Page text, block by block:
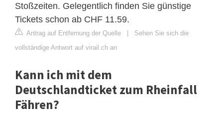
Stoßzeiten. Gelegentlich finden Sie günstige
Tickets schon ab CHF 11.59.
Antrag auf Entfernung der Quelle | Sehen Sie sich die
vollständige Antwort auf virail.ch an
Kann ich mit dem
Deutschlandticket zum Rheinfall
Fähren?